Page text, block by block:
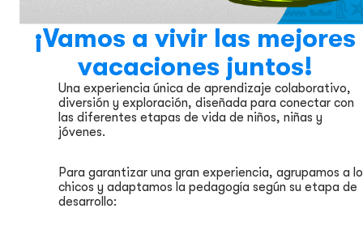
¡Vamos a vivir las mejores
vacaciones juntos!
Una experiencia única de aprendizaje colaborativo,
diversión y exploración, diseñada para conectar con
las diferentes etapas de vida de niños, niñas y
jóvenes.
Para garantizar una gran experiencia, agrupamos a
chicos y adaptamos la pedagogía según su etapa de
desarrollo: